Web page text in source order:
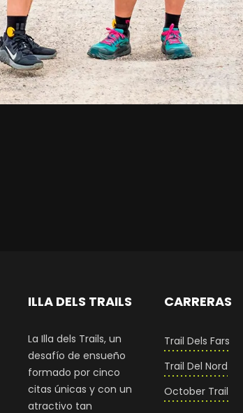
ILLA DELS TRAILS
La Illa dels Trails, un
desafío de ensueño
formado por cinco
citas únicas y con un
atractivo tan
CARRERAS
Trail Dels Fars
Trail Del Nord
October Trail